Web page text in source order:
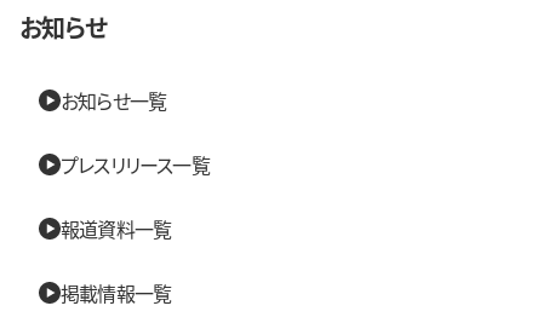
お知らせ
お知らせ一覧
プレスリリース一覧
報道資料一覧
掲載情報一覧